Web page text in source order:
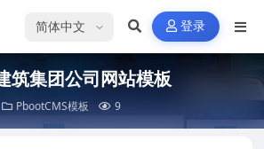
选择语言 登录
筑集团公司网站模板
PbootCMS模板 9